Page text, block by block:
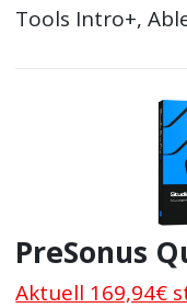
Tools Intro+,
PreSonus
Aktuell 169,94€